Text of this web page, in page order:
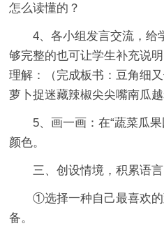
怎么读懂的？
4、各小组发言交流，给
够完整的也可让学生补充说
理解：（完成板书：豆角细
萝卜捉迷藏辣椒尖尖嘴南瓜越
5、画一画：在“蔬菜瓜
颜色。
三、创设情境，积累语言
①选择一种自己最喜欢
备。